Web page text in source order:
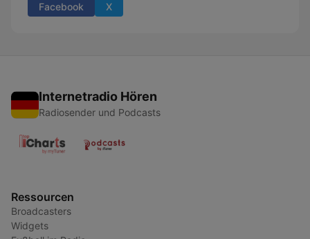
Facebook X
Internetradio Hören
Radiosender und Podcasts
Ressourcen
Broadcasters
Widgets